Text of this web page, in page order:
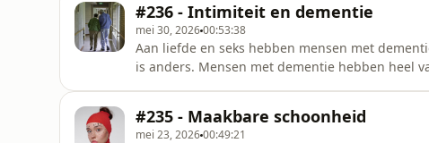
publieke tribune’
#236 - Intimiteit en dementie
mei 30, 202600:53:38
Aan liefde en seks hebben mensen met
is anders. Mensen met dementie hebben heel
'De publieke tribune'
#235 - Maakbare schoonheid
mei 23, 202600:49:21